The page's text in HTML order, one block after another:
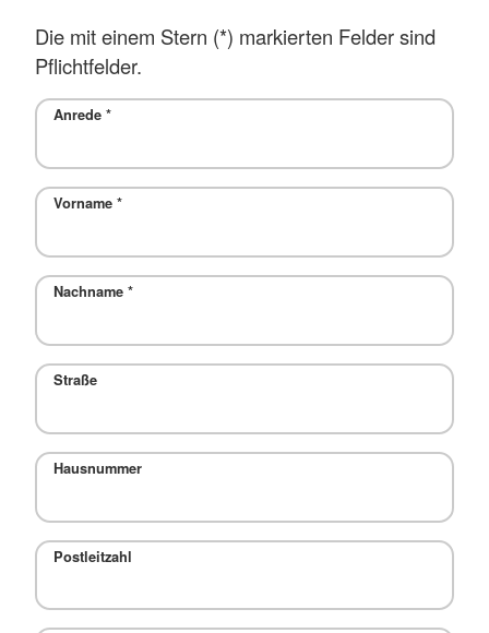
Die mit einem Stern (*) markierten Felder sind
Pflichtfelder.
Anrede *
Vorname *
Nachname *
Straße
Hausnummer
Postleitzahl